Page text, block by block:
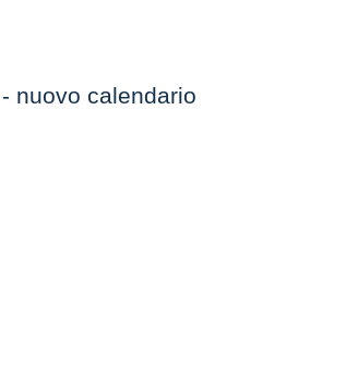
nuovo calendario